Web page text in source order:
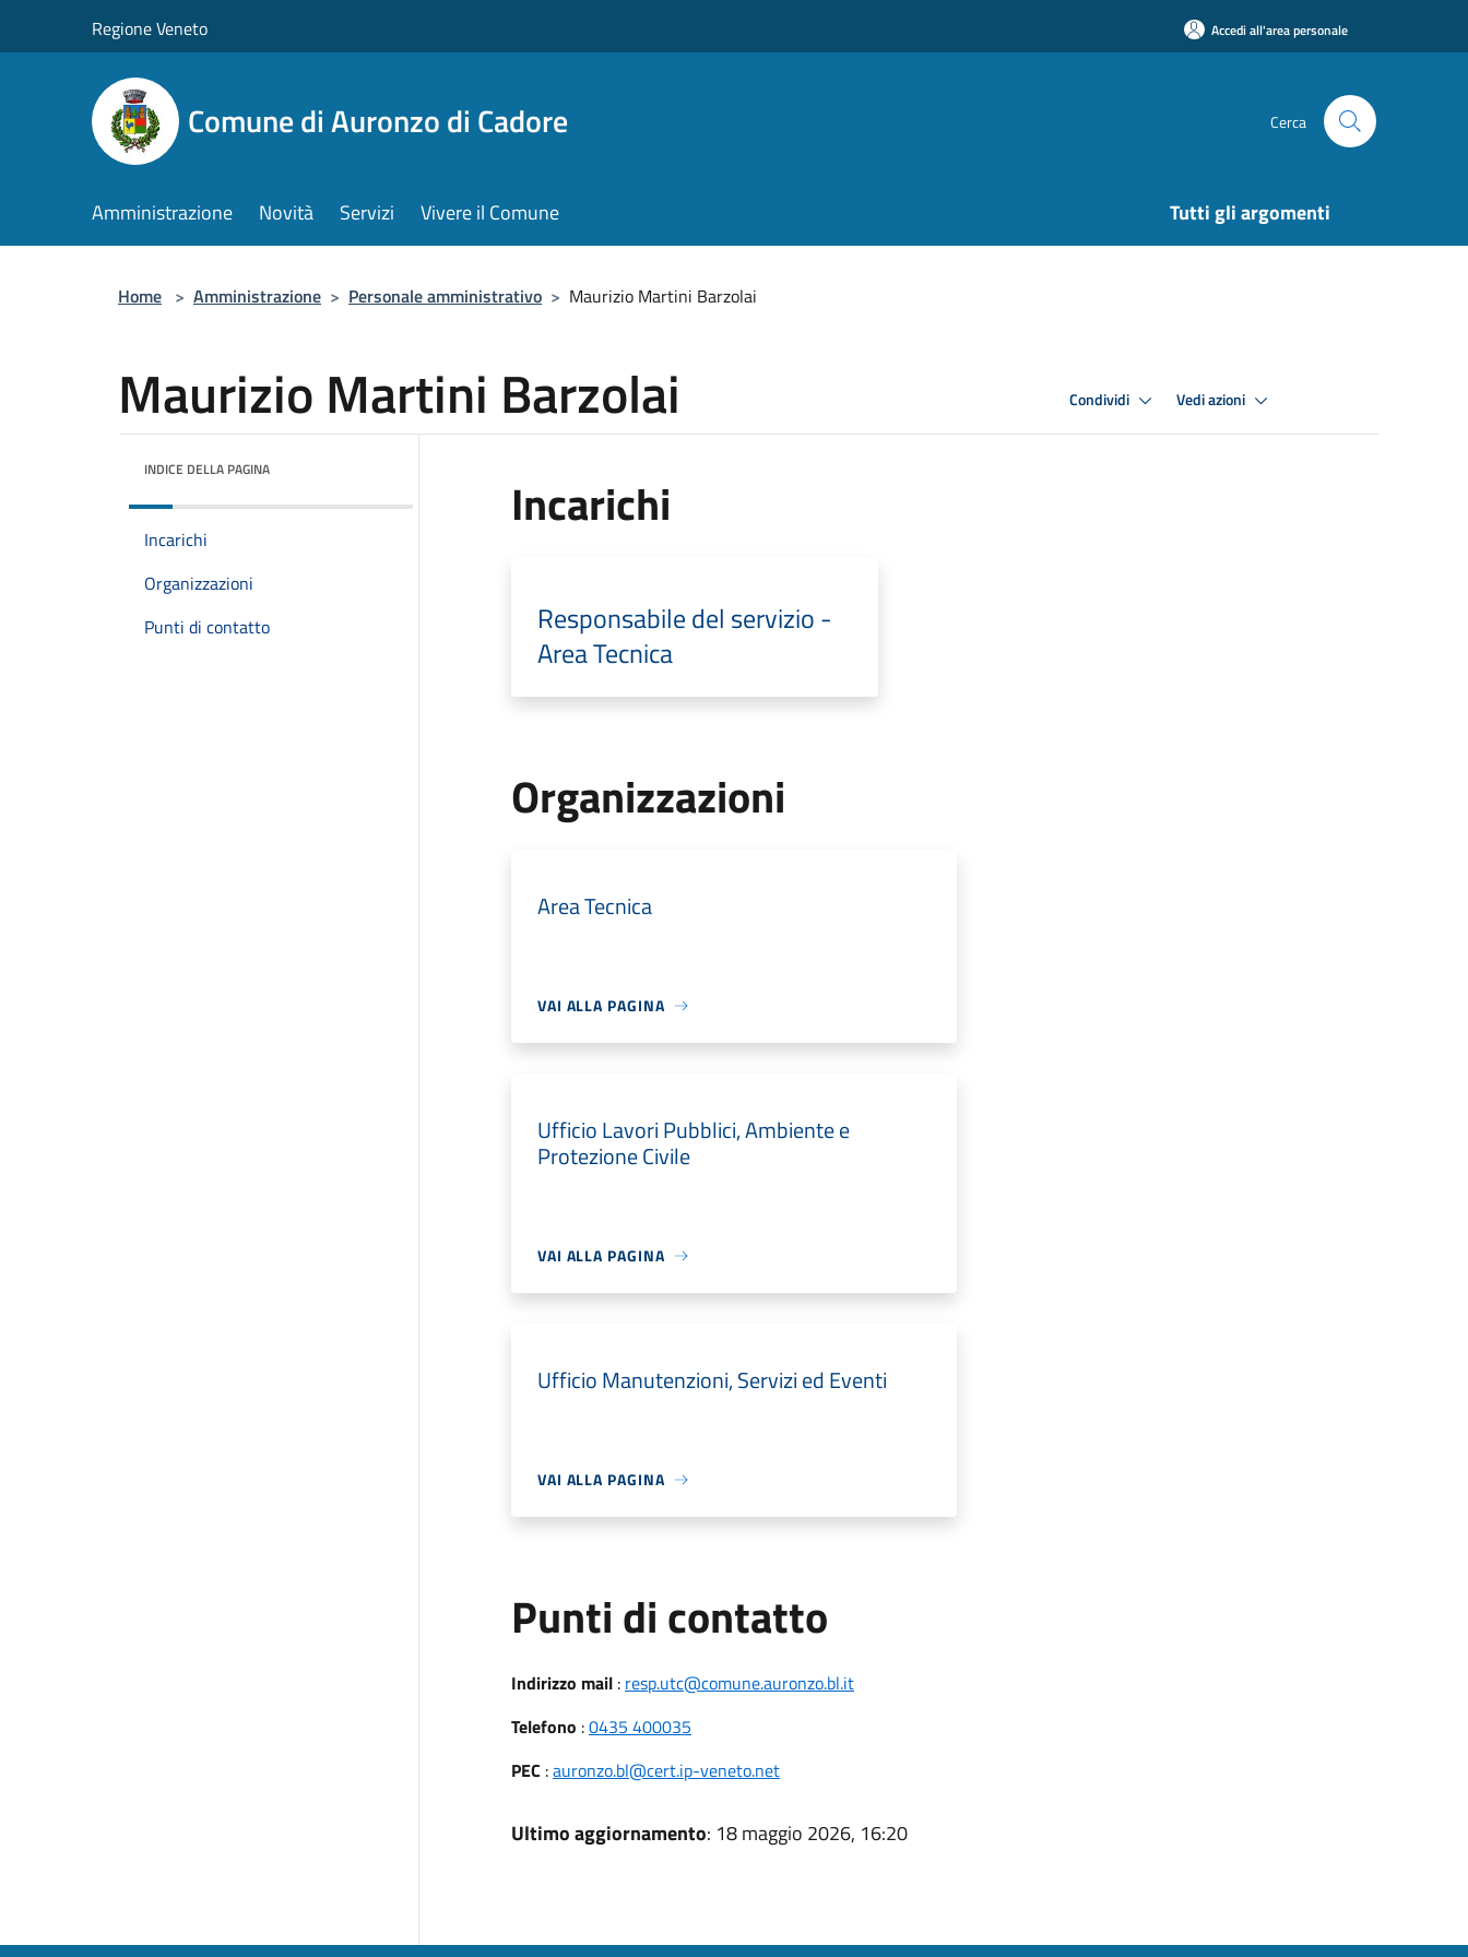
Regione Veneto Accedi all'area personale
Comune di Auronzo di Cadore Cerca
Amministrazione Novità Servizi Vivere il Comune Tutti gli argomenti
Home > Amministrazione > Personale amministrativo > Maurizio Martini Barzolai
Maurizio Martini Barzolai Condividi Vedi azioni
INDICE DELLA PAGINA
Incarichi
Organizzazioni
Punti di contatto
Incarichi
Responsabile del servizio -
Area Tecnica
Organizzazioni
Area Tecnica
VAI ALLA PAGINA
Ufficio Lavori Pubblici, Ambiente e
Protezione Civile
VAI ALLA PAGINA
Ufficio Manutenzioni, Servizi ed Eventi
VAI ALLA PAGINA
Punti di contatto
Indirizzo mail: resp.utc@comune.auronzo.bl.it
Telefono :0435 400035
PEC :auronzo.bl@cert.ip-veneto.net
Ultimo aggiornamento: 18 maggio 2026, 16:20